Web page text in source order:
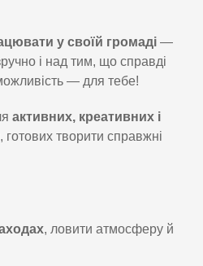
у своїй громаді —
і над тим, що справді
— для тебе!
активних, креативних і
, готових творити справжні
, ловити атмосферу й